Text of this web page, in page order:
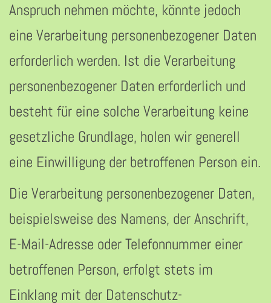
Anspruch nehmen möchte, könnte jedoch
eine Verarbeitung personenbezogener Daten
erforderlich werden. Ist die Verarbeitung
personenbezogener Daten erforderlich und
besteht für eine solche Verarbeitung keine
gesetzliche Grundlage, holen wir generell
eine Einwilligung der betroffenen Person ein.
Die Verarbeitung personenbezogener Daten,
beispielsweise des Namens, der Anschrift,
E-Mail-Adresse oder Telefonnummer einer
betroffenen Person, erfolgt stets im
Einklang mit der Datenschutz-